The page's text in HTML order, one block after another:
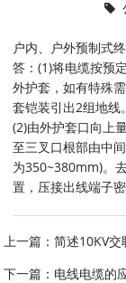
户内、户外预制式
答：(1)将电缆按预
外护套，如有特殊
套铠装引出2组地线。
(2)由外护套口向上
至三叉口根部由中
为350~380mm)。
置，压接出线端子密
上一篇： 简述10KV交
下一篇： 电线电缆的